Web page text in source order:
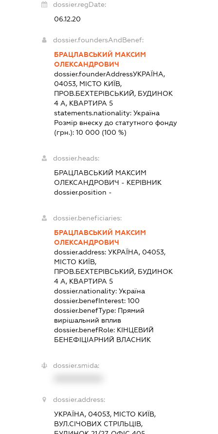
dossier.regDate:
06.12.20
dossier.foundersAndBenef:
БРАЦЛАВСЬКИЙ МАКСИМ
ОЛЕКСАНДРОВИЧ
dossier.founderAddressУКРАЇНА,
04053, МІСТО КИЇВ,
ПРОВ.БЕХТЕРІВСЬКИЙ, БУДИНОК
4 А, КВАРТИРА 5
statements.nationality:Україна
Розмір внеску до статутного фонду
(грн.):10 000 (100 %)
dossier.heads:
БРАЦЛАВСЬКИЙ МАКСИМ
ОЛЕКСАНДРОВИЧ - КЕРІВНИК
dossier.position -
dossier.beneficiaries:
БРАЦЛАВСЬКИЙ МАКСИМ
ОЛЕКСАНДРОВИЧ
dossier.address:УКРАЇНА, 04053,
МІСТО КИЇВ,
ПРОВ.БЕХТЕРІВСЬКИЙ, БУДИНОК
4 А, КВАРТИРА 5
dossier.nationality:Україна
dossier.benefInterest:100
dossier.benefType: Прямий
вирішальний вплив
dossier.benefRole: КІНЦЕВИЙ
БЕНЕФІЦІАРНИЙ ВЛАСНИК
dossier.smida:
dossier.address:
УКРАЇНА, 04053, МІСТО КИЇВ,
ВУЛ.СІЧОВИХ СТРІЛЬЦІВ,